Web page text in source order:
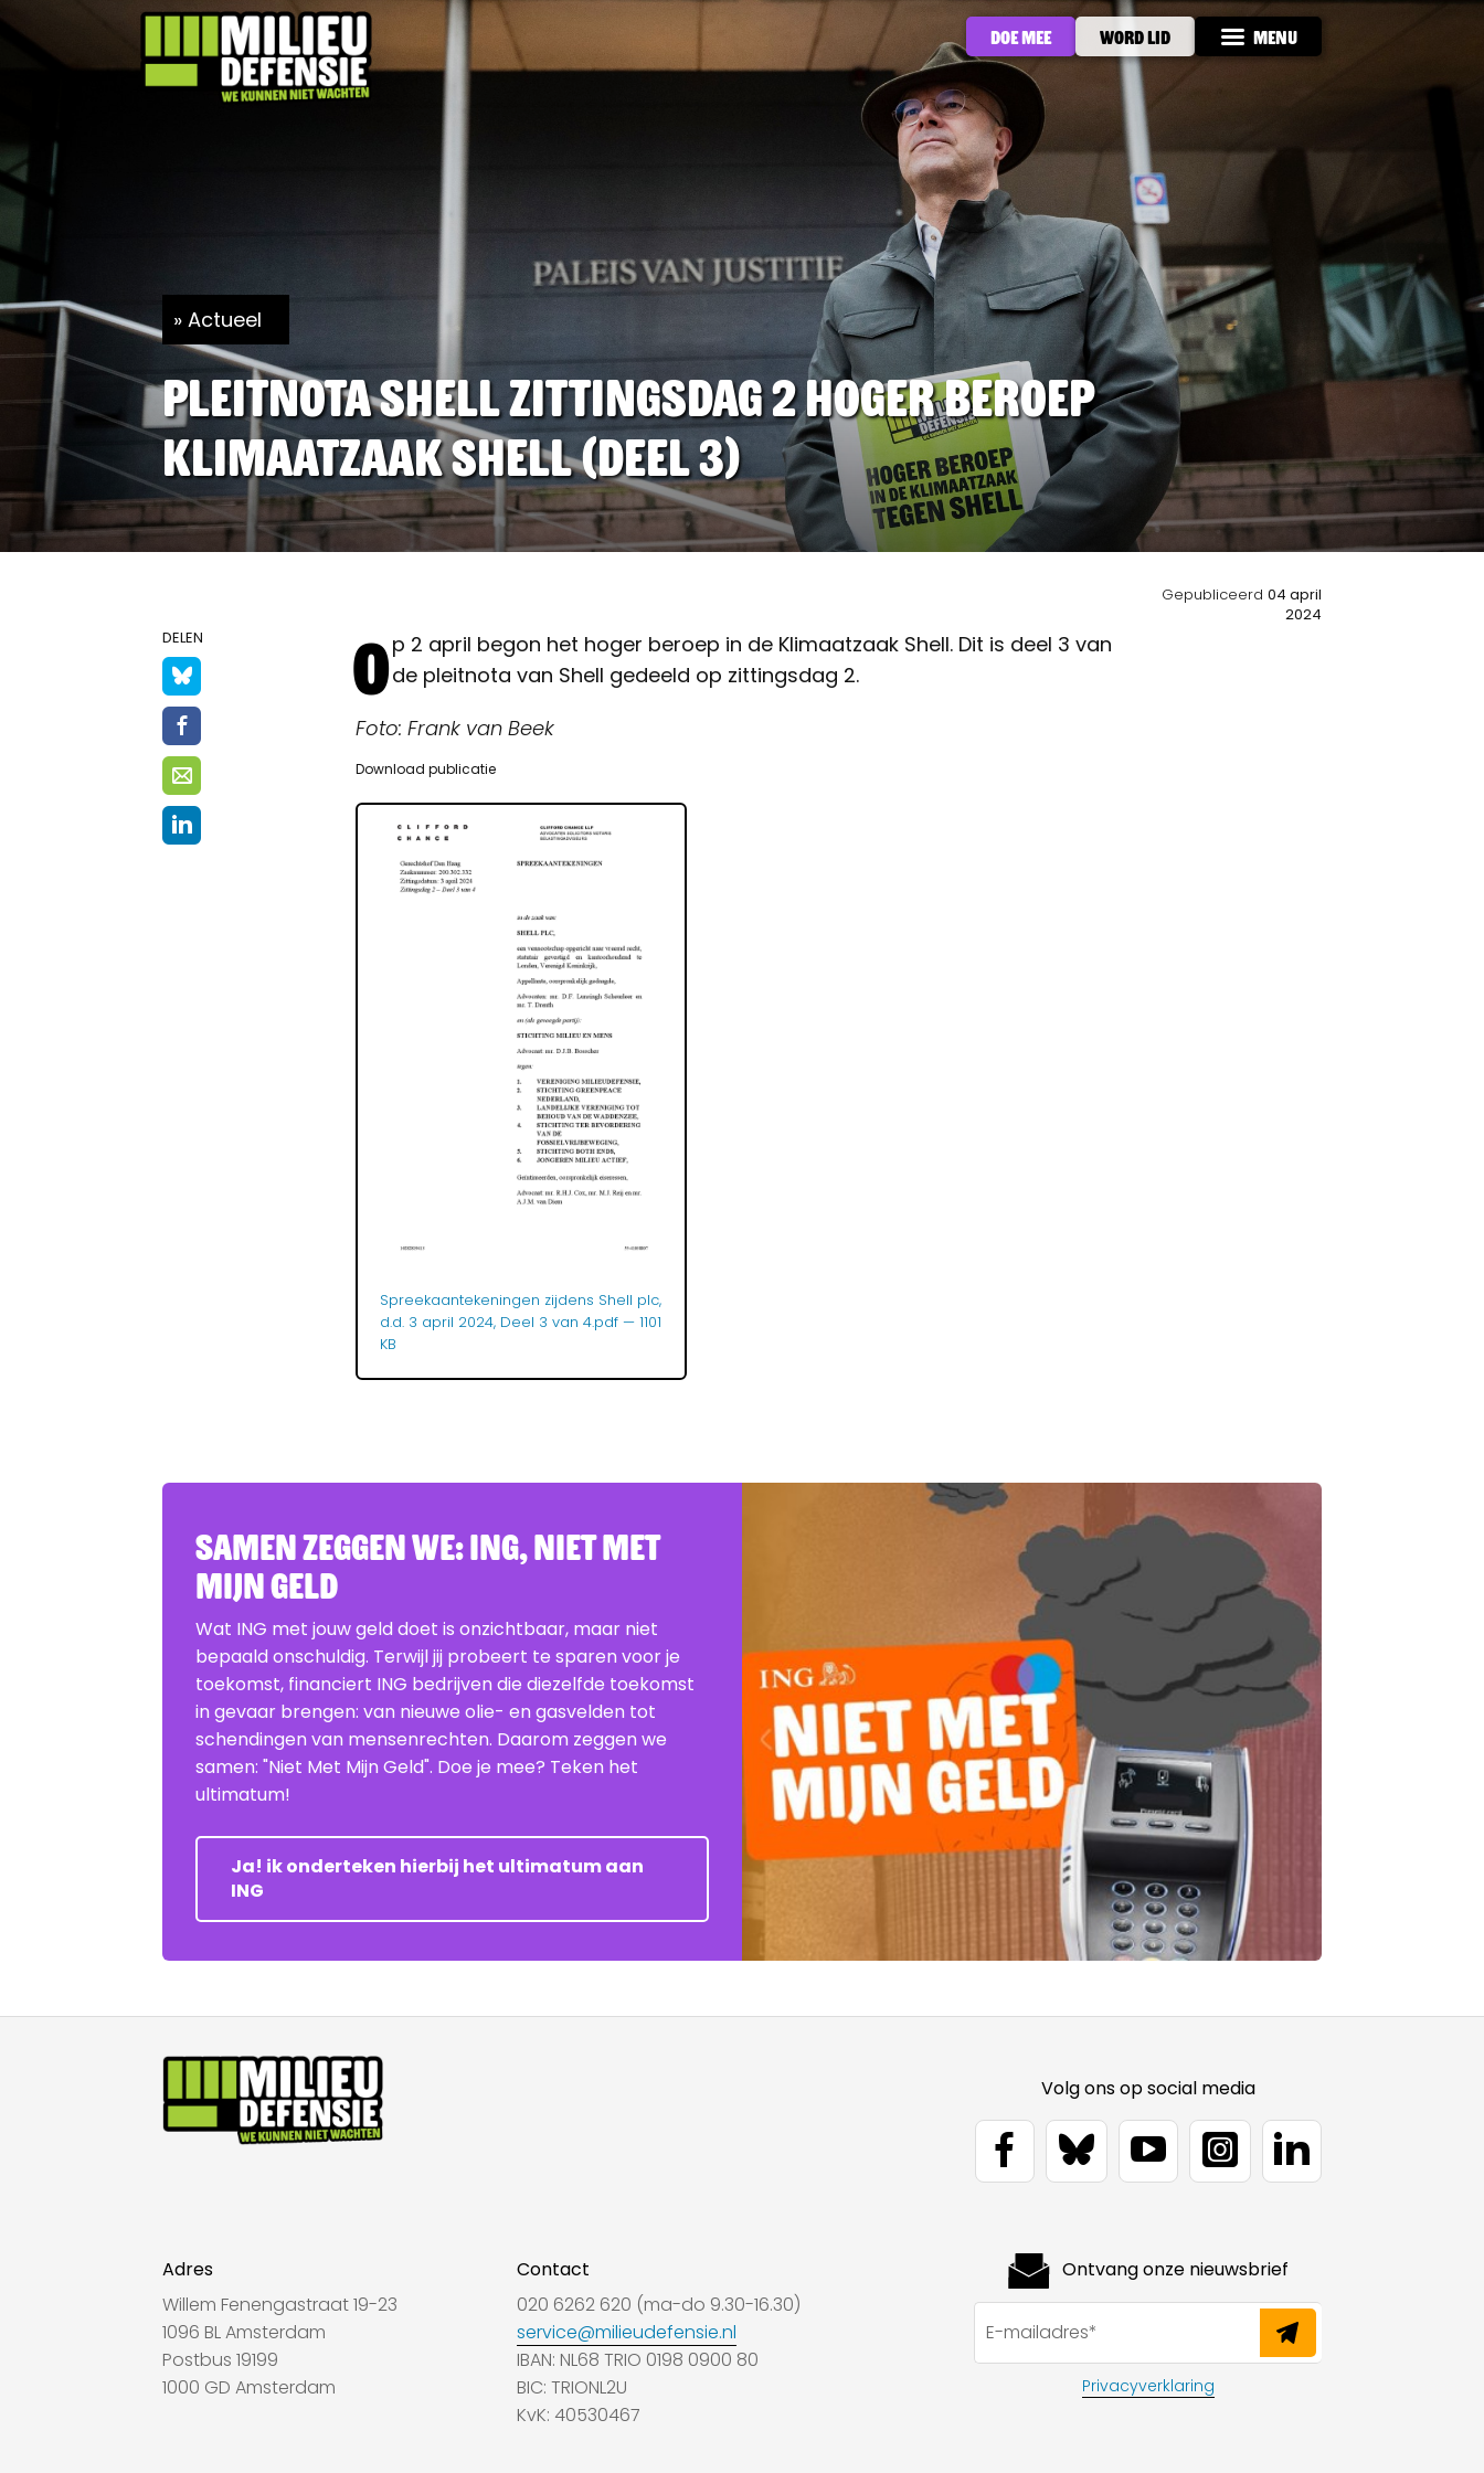
Doe mee Word lid Menu
Actueel
Pleitnota Shell zittingsdag 2 hoger beroep
Klimaatzaak Shell (deel 3)
DELEN Op 2 april begon het hoger beroep in de Klimaatzaak Shell. Dit is deel 3 van
de pleitnota van Shell gedeeld op zittingsdag 2.
Foto: Frank van Beek
Download publicatie
Spreekaantekeningen zijdens Shell plc,
d.d. 3 april 2024, Deel 3 van 4.pdf — 1101
KB
Gepubliceerd 04 april
2024
Samen zeggen we: ING, Niet Met
Mijn Geld
Wat ING met jouw geld doet is onzichtbaar, maar niet
bepaald onschuldig. Terwijl jij probeert te sparen voor je
toekomst, financiert ING bedrijven die diezelfde toekomst
in gevaar brengen: van nieuwe olie- en gasvelden tot
schendingen van mensenrechten. Daarom zeggen we
samen: "Niet Met Mijn Geld". Doe je mee? Teken het
ultimatum!
Ja! ik onderteken hierbij het ultimatum aan
ING
Volg ons op social media
Adres
Willem Fenengastraat 19-23
1096 BL Amsterdam
Postbus 19199
1000 GD Amsterdam
Contact
020 6262 620 (ma-do 9.30-16.30)
service@milieudefensie.nl
IBAN: NL68 TRIO 0198 0900 80
BIC: TRIONL2U
KvK: 40530467
Ontvang onze nieuwsbrief
Privacyverklaring